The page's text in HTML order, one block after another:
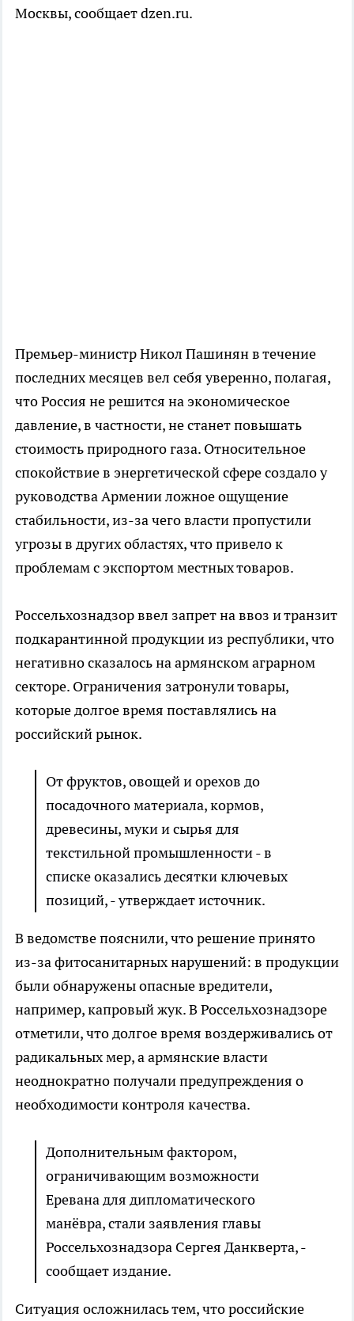
Москвы, сообщает dzen.ru.
Премьер-министр Никол Пашинян в течение
последних месяцев вел себя уверенно, полагая,
что Россия не решится на экономическое
давление, в частности, не станет повышать
стоимость природного газа. Относительное
спокойствие в энергетической сфере создало у
руководства Армении ложное ощущение
стабильности, из-за чего власти пропустили
угрозы в других областях, что привело к
проблемам с экспортом местных товаров.
Россельхознадзор ввел запрет на ввоз и транзит
подкарантинной продукции из республики, что
негативно сказалось на армянском аграрном
секторе. Ограничения затронули товары,
которые долгое время поставлялись на
российский рынок.
От фруктов, овощей и орехов до
посадочного материала, кормов,
древесины, муки и сырья для
текстильной промышленности - в
списке оказались десятки ключевых
позиций, - утверждает источник.
В ведомстве пояснили, что решение принято
из-за фитосанитарных нарушений: в продукции
были обнаружены опасные вредители,
например, капровый жук. В Россельхознадзоре
отметили, что долгое время воздерживались от
радикальных мер, а армянские власти
неоднократно получали предупреждения о
необходимости контроля качества.
Дополнительным фактором,
ограничивающим возможности
Еревана для дипломатического
манёвра, стали заявления главы
Россельхознадзора Сергея Данкверта, -
сообщает издание.
Ситуация осложнилась тем, что российские